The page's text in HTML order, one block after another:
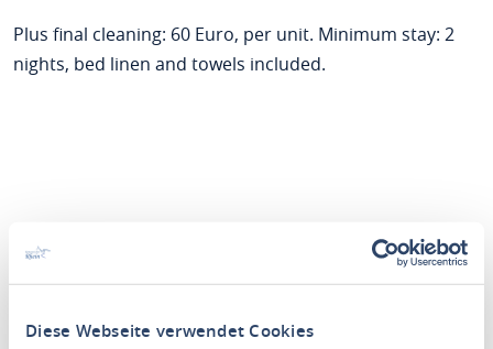
Diese Webseite verwendet Cookies
Plus final cleaning: 60 Euro, per unit. Minimum stay: 2
nights, bed linen and towels included.